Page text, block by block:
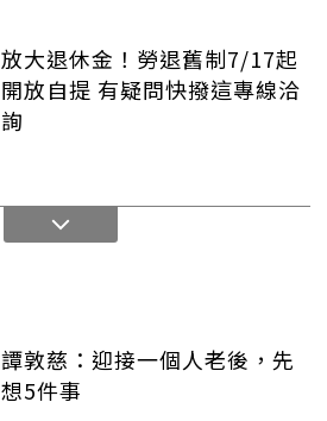
放大退休金！勞退舊制7/17起
開放自提 有疑問快撥這專線洽
詢
譚敦慈：迎接一個人老後，先
想5件事